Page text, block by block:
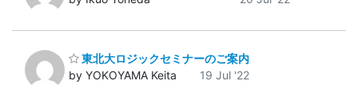
東北大ロジックセミナーのご案内
by YOKOYAMA Keita
19 Jul '22